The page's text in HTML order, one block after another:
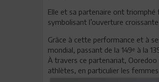
Elle et sa partenaire ont triomphé
symbolisant l’ouverture
Grâce à cette performance et à
mondial, passant de la 149ᵉ à la
À travers ce partenariat, Ooredoo
athlètes, en particulier les